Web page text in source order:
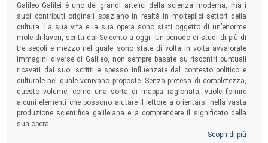
Galileo Galilei è uno dei grandi artefici della scienza moderna, ma i
suoi contributi originali spaziano in realtà in molteplici settori della
cultura. La sua vita e la sua opera sono stati oggetto di un’enorme
mole di lavori, scritti dal Seicento a oggi. Un periodo di studi di più di
tre secoli e mezzo nel quale sono state di volta in volta avvalorate
immagini diverse di Galileo, non sempre basate su riscontri puntuali
ricavati dai suoi scritti e spesso influenzate dal contesto politico e
culturale nel quale venivano proposte. Senza pretesa di completezza,
questo volume, come una sorta di mappa ragionata, vuole fornire
alcuni elementi che possono aiutare il lettore a orientarsi nella vasta
produzione scientifica galileiana e a comprendere il significato della
sua opera.
Scopri di più